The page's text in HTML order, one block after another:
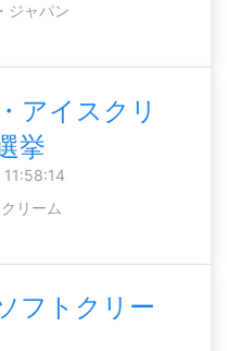
ジャパン
アイスクリ
挙
リーム
フトクリー